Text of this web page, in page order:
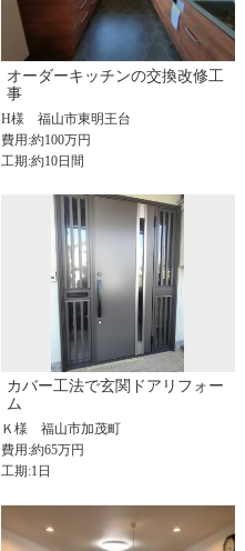
オーダーキッチンの交換改修工
事
H様福山市東明王台
費用:約100万円
工期:約10日間
カバー工法で玄関ドアリフォー
ム
Ｋ様福山市加茂町
費用:約65万円
工期:1日